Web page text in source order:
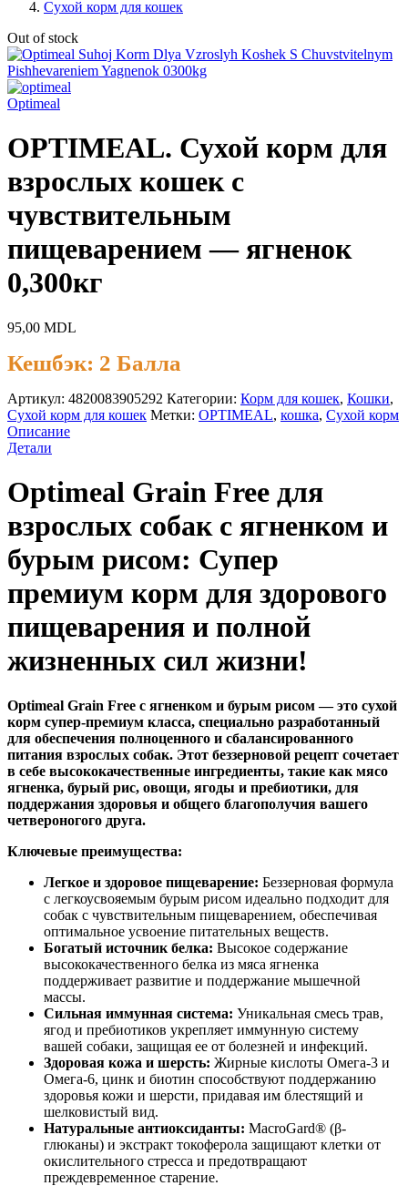
Сухой корм для кошек
Out of stock
Optimeal
OPTIMEAL. Сухой корм для
взрослых кошек с
чувствительным
пищеварением — ягненок
0,300кг
95,00 MDL
Кешбэк: 2 Балла
Артикул: 4820083905292 Категории: Корм для кошек, Кошки,
Сухой корм для кошек Метки: OPTIMEAL, кошка, Сухой корм
Описание
Детали
Optimeal Grain Free для
взрослых собак с ягненком и
бурым рисом: Супер
премиум корм для здорового
пищеварения и полной
жизненных сил жизни!
Optimeal Grain Free с ягненком и бурым рисом — это сухой
корм супер-премиум класса, специально разработанный
для обеспечения полноценного и сбалансированного
питания взрослых собак. Этот беззерновой рецепт сочетает
в себе высококачественные ингредиенты, такие как мясо
ягненка, бурый рис, овощи, ягоды и пребиотики, для
поддержания здоровья и общего благополучия вашего
четвероногого друга.
Ключевые преимущества:
Легкое и здоровое пищеварение: Беззерновая формула
с легкоусвояемым бурым рисом идеально подходит для
собак с чувствительным пищеварением, обеспечивая
оптимальное усвоение питательных веществ.
Богатый источник белка: Высокое содержание
высококачественного белка из мяса ягненка
поддерживает развитие и поддержание мышечной
массы.
Сильная иммунная система: Уникальная смесь трав,
ягод и пребиотиков укрепляет иммунную систему
вашей собаки, защищая ее от болезней и инфекций.
Здоровая кожа и шерсть: Жирные кислоты Омега-3 и
Омега-6, цинк и биотин способствуют поддержанию
здоровья кожи и шерсти, придавая им блестящий и
шелковистый вид.
Натуральные антиоксиданты: MacroGard® (β-
глюканы) и экстракт токоферола защищают клетки от
окислительного стресса и предотвращают
преждевременное старение.